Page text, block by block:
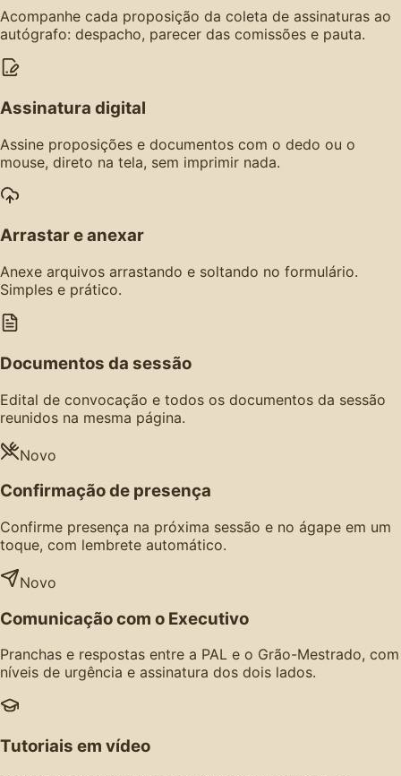
Acompanhe cada proposição da coleta de assinaturas ao
autógrafo: despacho, parecer das comissões e pauta.
Assinatura digital
Assine proposições e documentos com o dedo ou o
mouse, direto na tela, sem imprimir nada.
Arrastar e anexar
Anexe arquivos arrastando e soltando no formulário.
Simples e prático.
Documentos da sessão
Edital de convocação e todos os documentos da sessão
reunidos na mesma página.
Novo
Confirmação de presença
Confirme presença na próxima sessão e no ágape em um
toque, com lembrete automático.
Novo
Comunicação com o Executivo
Pranchas e respostas entre a PAL e o Grão-Mestrado, com
níveis de urgência e assinatura dos dois lados.
Tutoriais em vídeo